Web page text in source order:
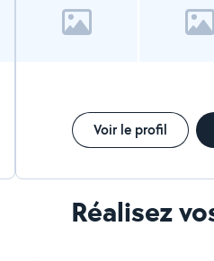
Voir le profil
Réalisez